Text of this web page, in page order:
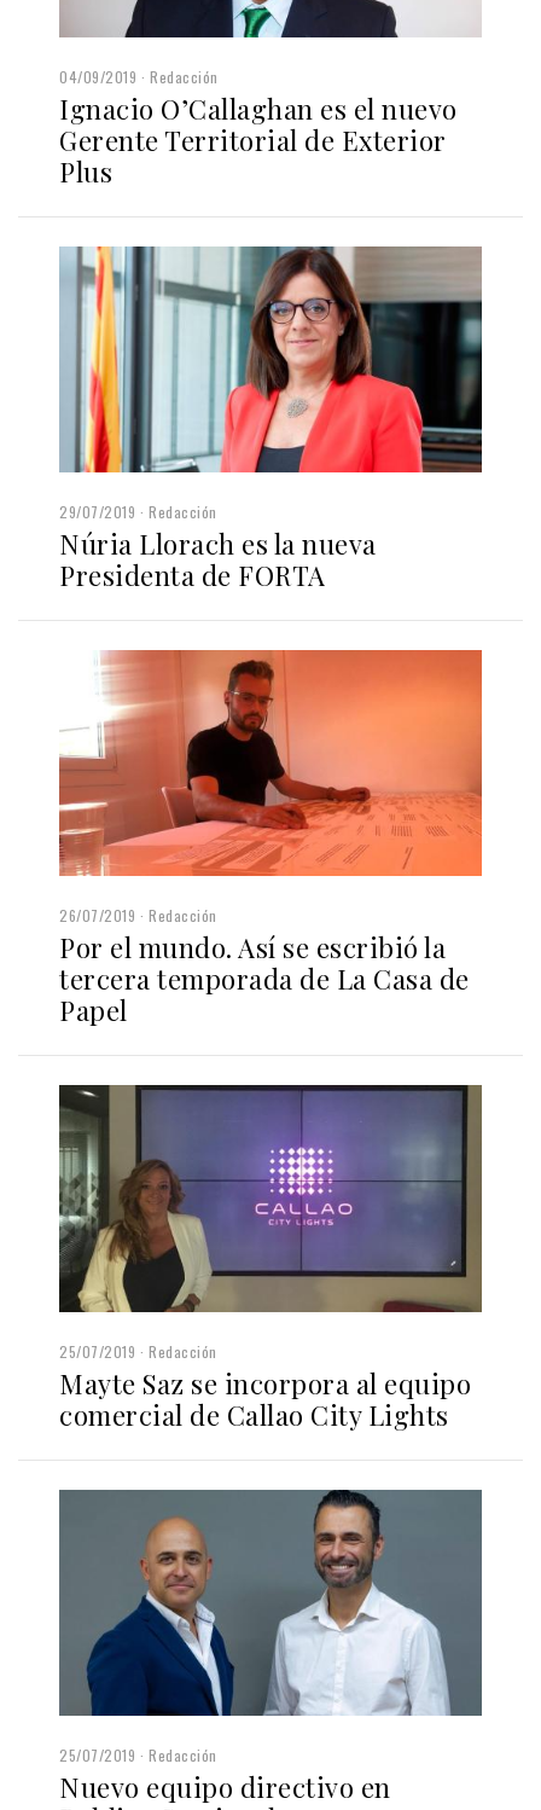
04/09/2019 Redacción
Ignacio O’Callaghan es el nuevo
Gerente Territorial de Exterior
Plus
29/07/2019 Redacción
Núria Llorach es la nueva
Presidenta de FORTA
26/07/2019 Redacción
Por el mundo. Así se escribió la
tercera temporada de La Casa de
Papel
25/07/2019 Redacción
Mayte Saz se incorpora al equipo
comercial de Callao City Lights
25/07/2019 Redacción
Nuevo equipo directivo en